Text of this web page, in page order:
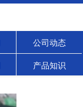
公司动态
产品知识